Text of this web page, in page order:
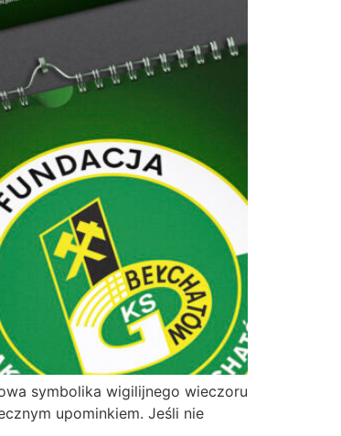
symbolika wigilijnego wieczoru
upominkiem. Jeśli nie